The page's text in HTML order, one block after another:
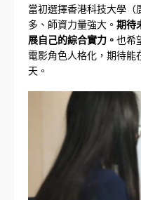
當初選擇香港科技大學（
多、師資力量強大。 期待
展自己的綜合實力。 也希
電影角色人格化，期待能
天。